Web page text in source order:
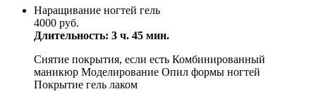
Наращивание ногтей гель
4000 руб.
Длительность: 3 ч. 45 мин.
Снятие покрытия, если есть Комбинированный
маникюр Моделирование Опил формы ногтей
Покрытие гель лаком